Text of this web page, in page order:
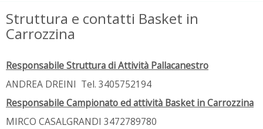
Struttura e contatti Basket in
Carrozzina
Responsabile Struttura di Attività Pallacanestro
ANDREA DREINI Tel. 3405752194
Responsabile Campionato ed attività Basket in Carrozzina
MIRCO CASALGRANDI 3472789780